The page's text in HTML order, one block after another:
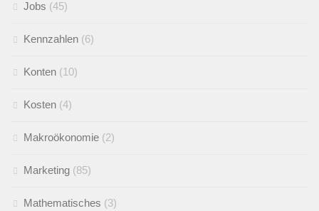
Jobs (45)
Kennzahlen (6)
Konten (10)
Kosten (4)
Makroökonomie (2)
Marketing (85)
Mathematisches (3)